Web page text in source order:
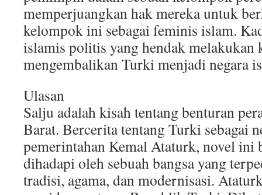
memperjuangkan hak mereka untuk
kelompok ini sebagai feminis islam.
islamis politis yang hendak
mengembalikan Turki menjadi negara
Ulasan
Salju adalah kisah tentang benturan
Barat. Bercerita tentang Turki sebagai
pemerintahan Kemal Ataturk, novel ini
dihadapi oleh sebuah bangsa yang
tradisi, agama, dan modernisasi.